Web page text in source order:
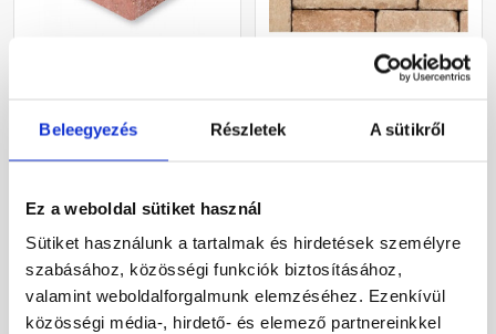
Beleegyezés Részletek A sütikről
Ez a weboldal sütiket használ
Sütiket használunk a tartalmak és hirdetések személyre
szabásához, közösségi funkciók biztosításához,
valamint weboldalforgalmunk elemzéséhez. Ezenkívül
közösségi média-, hirdető- és elemező partnereinkkel
Gyártói készleten
Megnézem
Leier Mercato térkő
Megnézem